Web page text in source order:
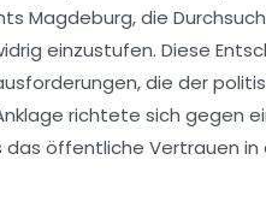
Magdeburg, die
einzustufen. Diese
die der
richtete sich gegen
das öffentliche Vertrauen